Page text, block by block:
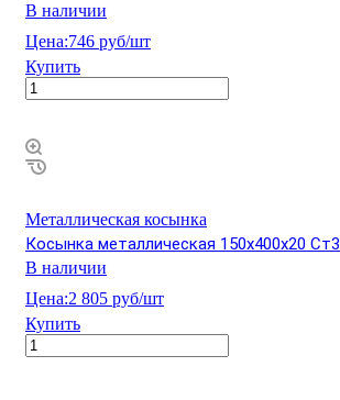
В наличии
Цена:746 руб/шт
Купить
Металлическая косынка
Косынка металлическая 150х400х20 Ст3
В наличии
Цена:2 805 руб/шт
Купить